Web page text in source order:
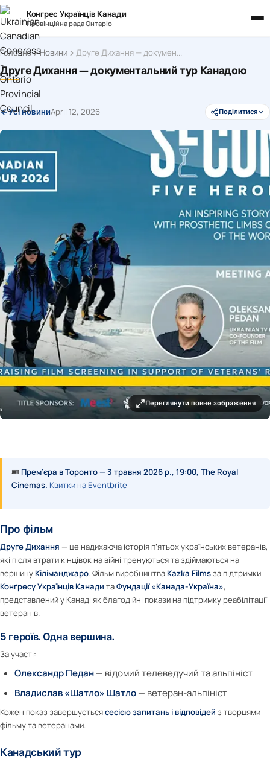
Конгрес Українців Канади
Провінційна рада Онтаріо
Головна Новини Друге Дихання — документальний тур Канадою
Друге Дихання — документальний тур Канадою
Усі новиниApril 12, 2026 Поділитися
Переглянути повне зображення
🎟 Прем’єра в Торонто — 3 травня 2026 р., 19:00, The Royal
Cinemas. Квитки на Eventbrite
Про фільм
Друге Дихання — це надихаюча історія п’ятьох українських ветеранів,
які після втрати кінцівок на війні тренуються та здіймаються на
вершину Кіліманджаро. Фільм виробництва Kazka Filmsза підтримки
Конґресу Українців Канади таФундації «Канада-Україна»,
представлений у Канаді як благодійні покази на підтримку реабілітації
ветеранів.
5 героїв. Одна вершина.
За участі:
Олександр Педан— відомий телеведучий та альпініст
Владислав «Шатло» Шатло— ветеран-альпініст
Кожен показ завершуєтьсясесією запитань і відповідей з творцями
фільму та ветеранами.
Канадський тур